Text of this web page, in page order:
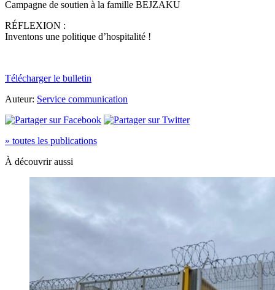
Campagne de soutien à la famille BEJZAKU
RÉFLEXION :
Inventons une politique d’hospitalité !
Télécharger le bulletin
Auteur: Service communication
» toutes les publications
À découvrir aussi